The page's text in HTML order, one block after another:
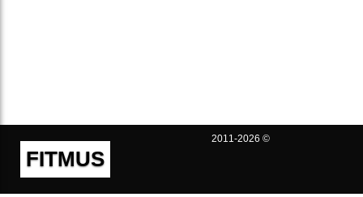
FITMUS
2011-2026 ©